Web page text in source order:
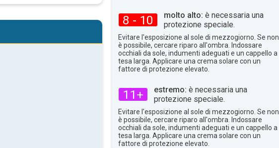
31°
8
16:00
18:00
8 - 10 molto alto: è necessaria una
protezione speciale.
Evitare l'esposizione al sole di mezzogiorno. Se non
è possibile, cercare riparo all'ombra. Indossare
occhiali da sole, indumenti adeguati e un cappello a
tesa larga. Applicare una crema solare con un
fattore di protezione elevato.
11+ estremo: è necessaria una
protezione speciale.
Evitare l'esposizione al sole di mezzogiorno. Se non
è possibile, cercare riparo all'ombra. Indossare
occhiali da sole, indumenti adeguati e un cappello a
tesa larga. Applicare una crema solare con un
fattore di protezione elevato.